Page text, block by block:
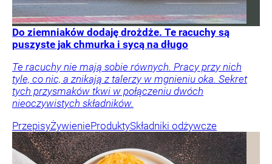
Do ziemniaków dodaję drożdże. Te racuchy są
puszyste jak chmurka i sycą na długo
Te racuchy nie mają sobie równych. Pracy przy nich
tyle, co nic, a znikają z talerzy w mgnieniu oka. Sekret
tych przysmaków tkwi w połączeniu dwóch
nieoczywistych składników.
PrzepisyŻywienieProduktySkładniki odżywcze